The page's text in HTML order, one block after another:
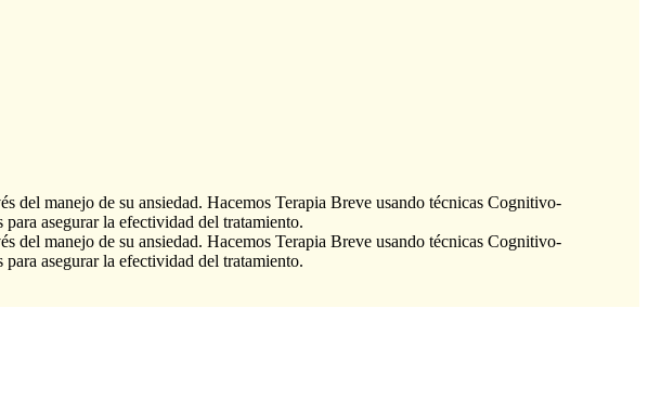
del manejo de su ansiedad. Hacemos Terapia Breve usando técnicas Cognitivo-
asegurar la efectividad del tratamiento.
del manejo de su ansiedad. Hacemos Terapia Breve usando técnicas Cognitivo-
asegurar la efectividad del tratamiento.